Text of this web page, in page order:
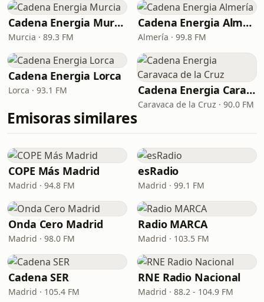
Cadena Energia Murcia
Murcia · 89.3 FM
Cadena Energia Almería
Almería · 99.8 FM
Cadena Energia Lorca
Lorca · 93.1 FM Cadena Energia Caravaca de la Cruz
Caravaca de la Cruz · 90.0 FM
Emisoras similares
COPE Más Madrid
Madrid · 94.8 FM
esRadio
Madrid · 99.1 FM
Onda Cero Madrid
Madrid · 98.0 FM
Radio MARCA
Madrid · 103.5 FM
Cadena SER
Madrid · 105.4 FM
RNE Radio Nacional
Madrid · 88.2 - 104.9 FM